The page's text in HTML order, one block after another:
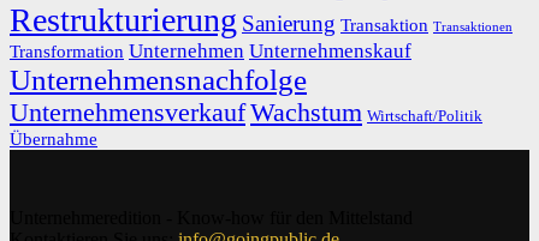
Restrukturierung Sanierung Transaktion Transaktionen
Transformation Unternehmen Unternehmenskauf
Unternehmensnachfolge
UnternehmensverkaufWachstum Wirtschaft/Politik
Übernahme